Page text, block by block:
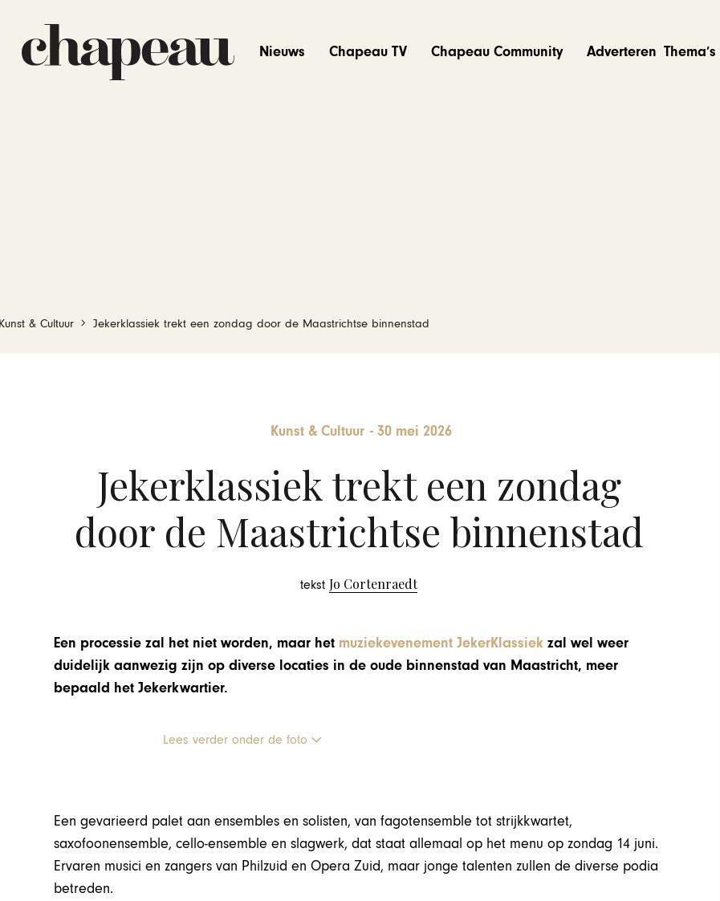
Nieuws Chapeau TV Chapeau Community Adverteren Thema’s
& Cultuur Jekerklassiek trekt een zondag door de Maastrichtse binnenstad
Kunst & Cultuur - 30 mei 2026
Jekerklassiek trekt een zondag
door de Maastrichtse binnenstad
tekstJo Cortenraedt
Een processie zal het niet worden, maar het muziekevenement JekerKlassiek zal wel weer
duidelijk aanwezig zijn op diverse locaties in de oude binnenstad van Maastricht, meer
bepaald het Jekerkwartier.
Lees verder onder de foto
Een gevarieerd palet aan ensembles en solisten, van fagotensemble tot strijkkwartet,
saxofoonensemble, cello-ensemble en slagwerk, dat staat allemaal op het menu op zondag 14 juni.
Ervaren musici en zangers van Philzuid en Opera Zuid, maar jonge talenten zullen de diverse podia
betreden.